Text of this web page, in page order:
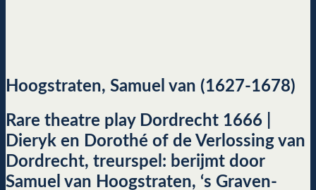
Hoogstraten, Samuel van (1627-1678)
Rare theatre play Dordrecht 1666 |
Dieryk en Dorothé of de Verlossing van
Dordrecht, treurspel: berijmt door
Samuel van Hoogstraten, ‘s Graven-